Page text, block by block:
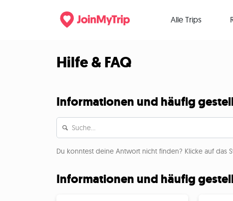
Alle Trips
Hilfe & FAQ
Informationen und häufig
Du konntest deine Antwort nicht finden? Klicke auf das
Informationen und häufig